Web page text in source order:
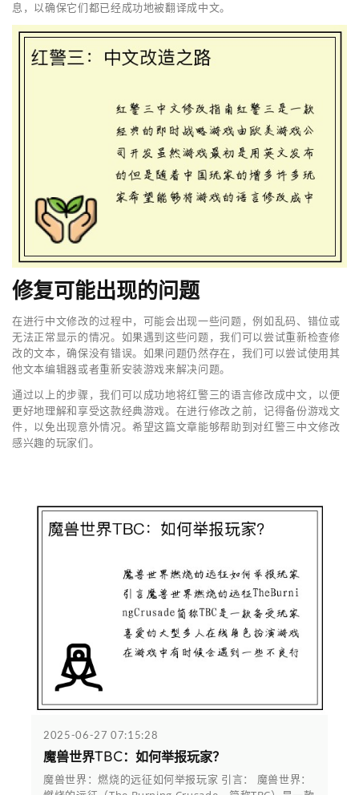
息，以确保它们都已经成功地被翻译成中文。
修复可能出现的问题
在进行中文修改的过程中，可能会出现一些问题，例如乱码、错位或
无法正常显示的情况。如果遇到这些问题，我们可以尝试重新检查修
改的文本，确保没有错误。如果问题仍然存在，我们可以尝试使用其
他文本编辑器或者重新安装游戏来解决问题。
通过以上的步骤，我们可以成功地将红警三的语言修改成中文，以便
更好地理解和享受这款经典游戏。在进行修改之前，记得备份游戏文
件，以免出现意外情况。希望这篇文章能够帮助到对红警三中文修改
感兴趣的玩家们。
2025-06-27 07:15:28
魔兽世界TBC：如何举报玩家？
魔兽世界：燃烧的远征如何举报玩家 引言： 魔兽世界：